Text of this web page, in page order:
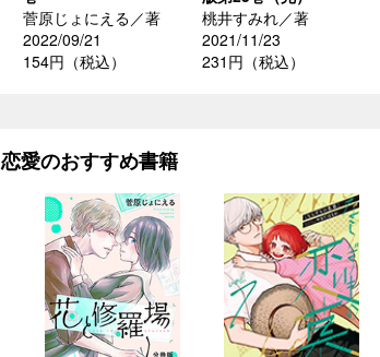
菅原じょにえる／著
2022/09/21
154円（税込）
桃井すみれ／著
2021/11/23
231円（税込）
恋愛のおすすめ書籍